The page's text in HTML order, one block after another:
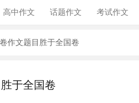
高中作文 话题作文 考试作文
作文题目胜于全国卷
于全国卷